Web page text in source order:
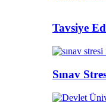
Tavsiye
Sınav